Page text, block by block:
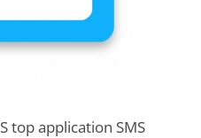
top application SMS